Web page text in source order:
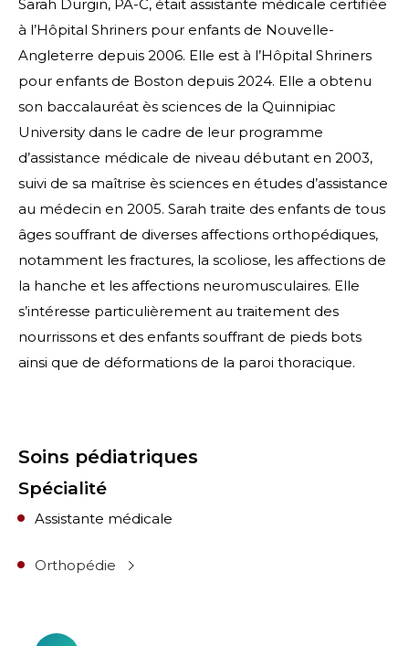
Sarah Durgin, PA-C, était assistante médicale certifiée
à l’Hôpital Shriners pour enfants de Nouvelle-
Angleterre depuis 2006. Elle est à l’Hôpital Shriners
pour enfants de Boston depuis 2024. Elle a obtenu
son baccalauréat ès sciences de la Quinnipiac
University dans le cadre de leur programme
d’assistance médicale de niveau débutant en 2003,
suivi de sa maîtrise ès sciences en études d’assistance
au médecin en 2005. Sarah traite des enfants de tous
âges souffrant de diverses affections orthopédiques,
notamment les fractures, la scoliose, les affections de
la hanche et les affections neuromusculaires. Elle
s’intéresse particulièrement au traitement des
nourrissons et des enfants souffrant de pieds bots
ainsi que de déformations de la paroi thoracique.
Soins pédiatriques
Spécialité
Assistante médicale
Orthopédie